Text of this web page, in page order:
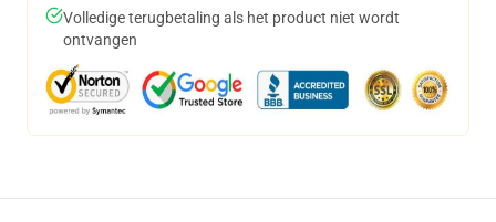
Volledige terugbetaling als het product niet wordt
ontvangen